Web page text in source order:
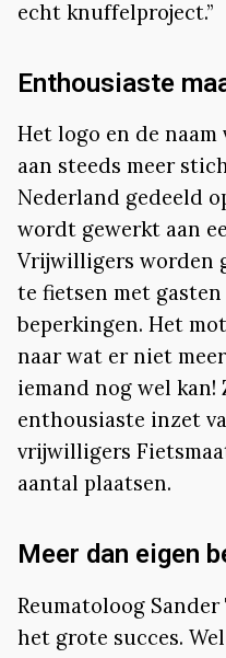
echt knuffelproject.”
Enthousiaste
Het logo en de
aan steeds meer
Nederland gedeeld
wordt gewerkt aan
Vrijwilligers worden
te fietsen met
beperkingen. Het
naar wat er niet
iemand nog wel kan!
enthousiaste inzet
vrijwilligers
aantal plaatsen.
Meer dan eigen
Reumatoloog
het grote succes.